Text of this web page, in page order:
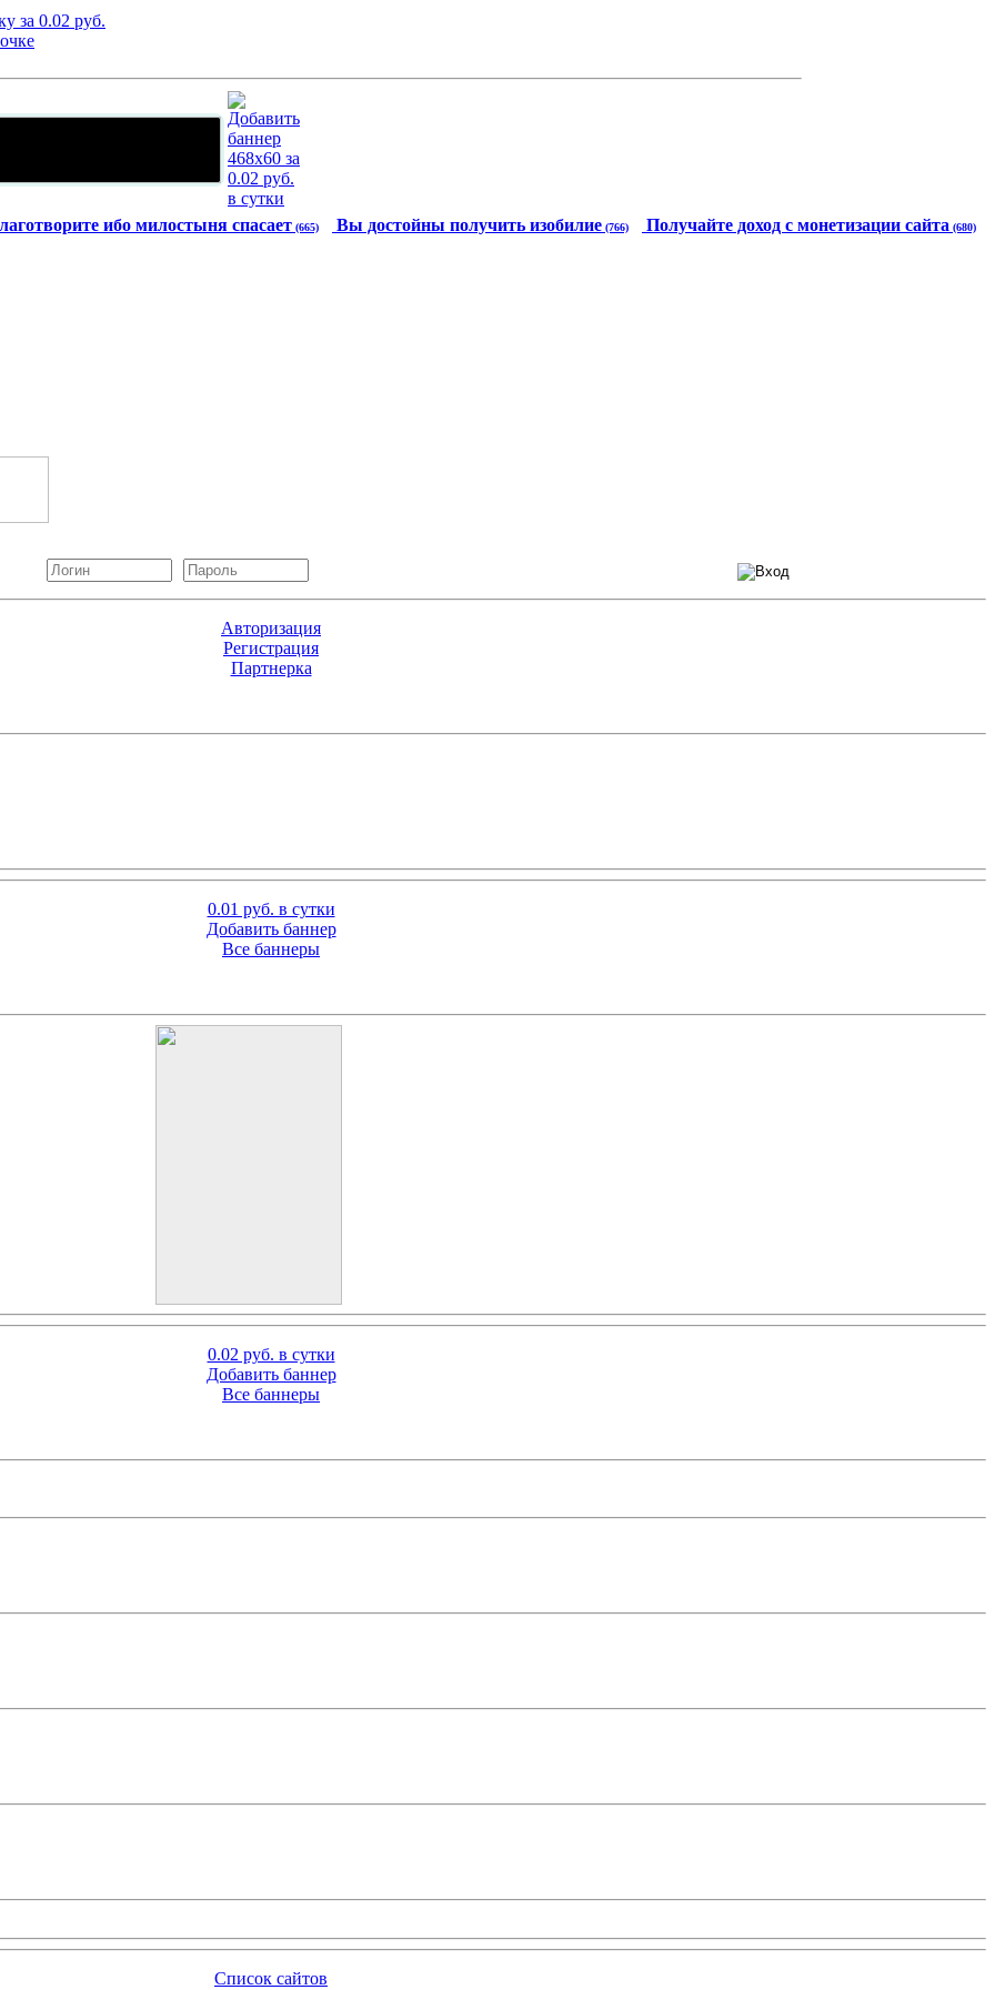
ибо милостыня спасает (665) Вы достойны получить изобилие (766) Получайте доход с монетизации сайта (680)
Авторизация
Регистрация
Партнерка
0.01 руб. в сутки
Добавить баннер
Все баннеры
0.02 руб. в сутки
Добавить баннер
Все баннеры
Список сайтов